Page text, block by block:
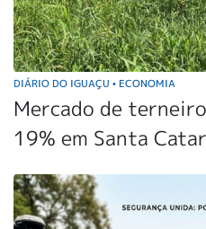
DIÁRIO DO IGUAÇU • ECONOMIA
Mercado de
19% em Santa